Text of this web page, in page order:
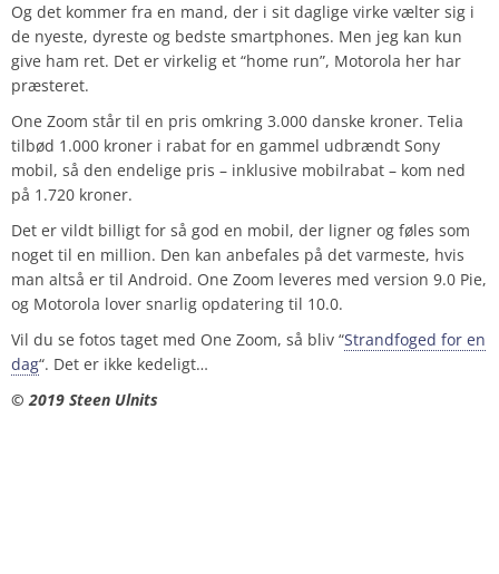
Og det kommer fra en mand, der i sit daglige virke vælter sig i
de nyeste, dyreste og bedste smartphones. Men jeg kan kun
give ham ret. Det er virkelig et “home run”, Motorola her har
præsteret.
One Zoom står til en pris omkring 3.000 danske kroner. Telia
tilbød 1.000 kroner i rabat for en gammel udbrændt Sony
mobil, så den endelige pris – inklusive mobilrabat – kom ned
på 1.720 kroner.
Det er vildt billigt for så god en mobil, der ligner og føles som
noget til en million. Den kan anbefales på det varmeste, hvis
man altså er til Android. One Zoom leveres med version 9.0 Pie,
og Motorola lover snarlig opdatering til 10.0.
Vil du se fotos taget med One Zoom, så bliv “Strandfoged for en
dag“. Det er ikke kedeligt…
© 2019 Steen Ulnits